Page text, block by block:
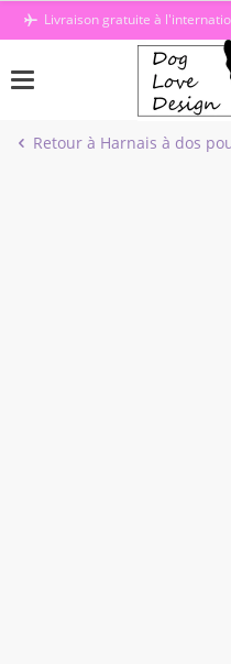
PasserLivraison gratuite à
Retour à Harnais à dos